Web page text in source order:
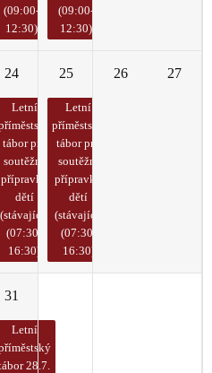
(09:00-
12:30)
(09:00-
12:30)
24
Letní
tábor pro
soutěžní
přípravky
dětí
(stávající)
(07:30-
16:30)
25
Letní
příměstský
tábor pro
soutěžní
přípravky
dětí
(stávající)
(07:30-
16:30)
26 27
31
Letní
28.7.